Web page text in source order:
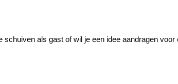
schuiven als gast of wil je een idee aandragen